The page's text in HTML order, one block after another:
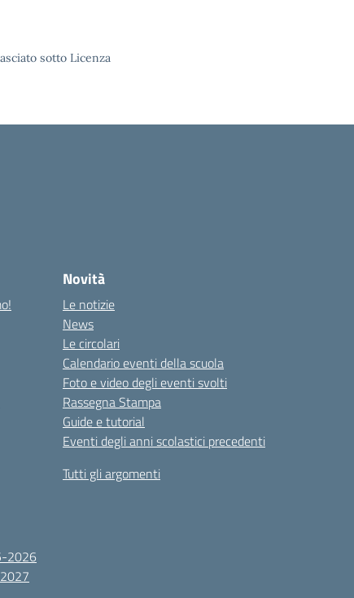
sotto Licenza
2026
Novità
Le notizie
News
Le circolari
Calendario eventi della scuola
Foto e video degli eventi svolti
Rassegna Stampa
Guide e tutorial
Eventi degli anni scolastici precedenti
Tutti gli argomenti